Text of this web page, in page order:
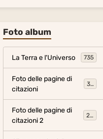
Foto album
La Terra e l'Universo 735
Foto delle pagine di
citazioni
317
Foto delle pagine di
citazioni 2
281